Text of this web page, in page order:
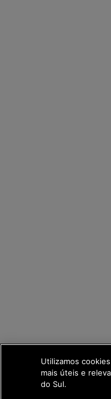
Utilizamos
mais úteis e
do Sul.